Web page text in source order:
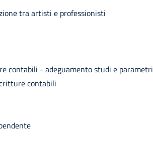
tra artisti e professionisti
contabili - adeguamento studi e parametri
contabili